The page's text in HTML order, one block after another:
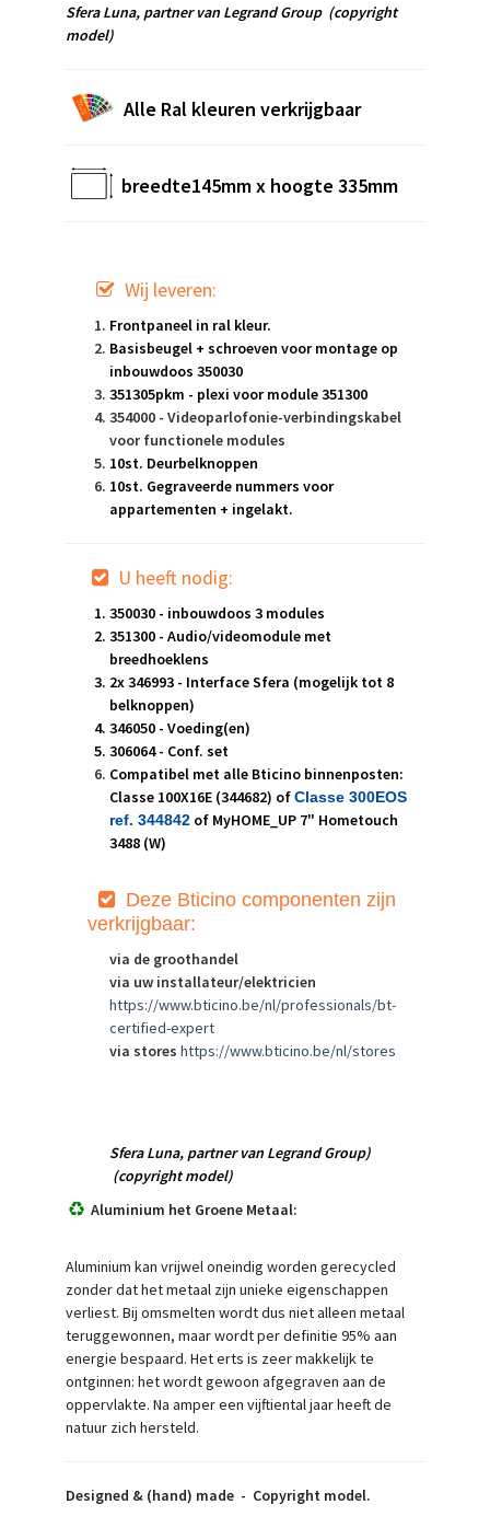
Sfera Luna, partner van Legrand Group (copyright
model)
Alle Ral kleuren verkrijgbaar
breedte145mm x hoogte 335mm
Wij leveren:
Frontpaneel in ral kleur.
Basisbeugel + schroeven voor montage op
inbouwdoos 350030
351305pkm - plexi voor module 351300
354000 - Videoparlofonie-verbindingskabel
voor functionele modules
10st. Deurbelknoppen
10st. Gegraveerde nummers voor
appartementen + ingelakt.
U heeft nodig:
350030 - inbouwdoos 3 modules
351300 - Audio/videomodule met
breedhoeklens
2x 346993 - Interface Sfera (mogelijk tot 8
belknoppen)
346050 - Voeding(en)
306064 - Conf. set
Compatibel met alle Bticino binnenposten:
Classe 100X16E (344682) ofClasse 300EOS
ref. 344842 of MyHOME_UP 7" Hometouch
3488 (W)
Deze Bticino componenten zijn
verkrijgbaar:
via de groothandel
via uw installateur/elektricien
https://www.bticino.be/nl/professionals/bt-
certified-expert
via stores https://www.bticino.be/nl/stores
Sfera Luna, partner van Legrand Group)
(copyright model)
Aluminium het Groene Metaal:
Aluminium kan vrijwel oneindig worden gerecycled
zonder dat het metaal zijn unieke eigenschappen
verliest. Bij omsmelten wordt dus niet alleen metaal
teruggewonnen, maar wordt per definitie 95% aan
energie bespaard. Het erts is zeer makkelijk te
ontginnen: het wordt gewoon afgegraven aan de
oppervlakte. Na amper een vijftiental jaar heeft de
natuur zich hersteld.
Designed & (hand) made - Copyright model.